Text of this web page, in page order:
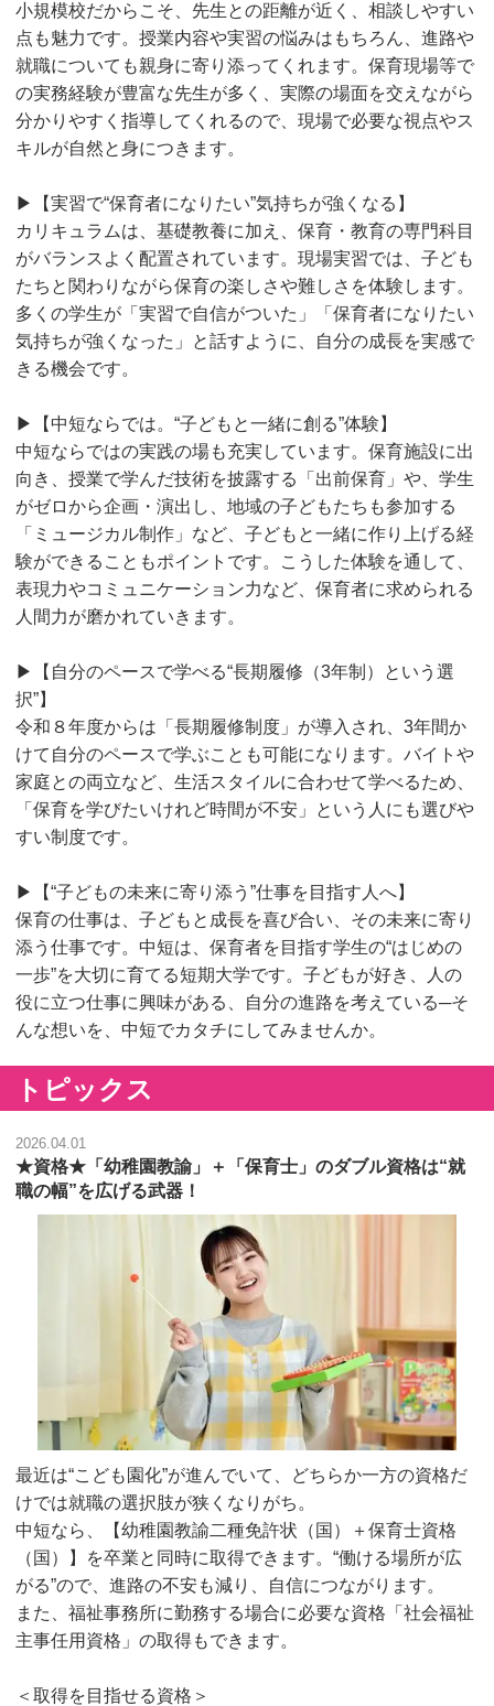
小規模校だからこそ、先生との距離が近く、相談しやすい
点も魅力です。授業内容や実習の悩みはもちろん、進路や
就職についても親身に寄り添ってくれます。保育現場等で
の実務経験が豊富な先生が多く、実際の場面を交えながら
分かりやすく指導してくれるので、現場で必要な視点やス
キルが自然と身につきます。
▶【実習で“保育者になりたい”気持ちが強くなる】
カリキュラムは、基礎教養に加え、保育・教育の専門科目
がバランスよく配置されています。現場実習では、子ども
たちと関わりながら保育の楽しさや難しさを体験します。
多くの学生が「実習で自信がついた」「保育者になりたい
気持ちが強くなった」と話すように、自分の成長を実感で
きる機会です。
▶【中短ならでは。“子どもと一緒に創る”体験】
中短ならではの実践の場も充実しています。保育施設に出
向き、授業で学んだ技術を披露する「出前保育」や、学生
がゼロから企画・演出し、地域の子どもたちも参加する
「ミュージカル制作」など、子どもと一緒に作り上げる経
験ができることもポイントです。こうした体験を通して、
表現力やコミュニケーション力など、保育者に求められる
人間力が磨かれていきます。
▶【自分のペースで学べる“長期履修（3年制）という選
択”】
令和８年度からは「長期履修制度」が導入され、3年間か
けて自分のペースで学ぶことも可能になります。バイトや
家庭との両立など、生活スタイルに合わせて学べるため、
「保育を学びたいけれど時間が不安」という人にも選びや
すい制度です。
▶【“子どもの未来に寄り添う”仕事を目指す人へ】
保育の仕事は、子どもと成長を喜び合い、その未来に寄り
添う仕事です。中短は、保育者を目指す学生の“はじめの
一歩”を大切に育てる短期大学です。子どもが好き、人の
役に立つ仕事に興味がある、自分の進路を考えている─そ
んな想いを、中短でカタチにしてみませんか。
トピックス
2026.04.01
★資格★「幼稚園教諭」＋「保育士」のダブル資格は“就
職の幅”を広げる武器！
最近は“こども園化”が進んでいて、どちらか一方の資格だ
けでは就職の選択肢が狭くなりがち。
中短なら、【幼稚園教諭二種免許状（国）＋保育士資格
（国）】を卒業と同時に取得できます。“働ける場所が広
がる”ので、進路の不安も減り、自信につながります。
また、福祉事務所に勤務する場合に必要な資格「社会福祉
主事任用資格」の取得もできます。
＜取得を目指せる資格＞